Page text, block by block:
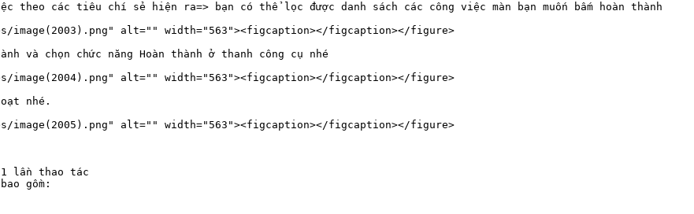
theo các tiêu chí sẻ hiện ra=> bạn có thể lọc được danh sách các công việc màn bạn muốn bấm hoàn thành
alt="" width="563"><figcaption></figcaption></figure>
và chọn chức năng Hoàn thành ở thanh công cụ nhé
alt="" width="563"><figcaption></figcaption></figure>
nhé.
alt="" width="563"><figcaption></figcaption></figure>
1 lần thao tác
gồm: